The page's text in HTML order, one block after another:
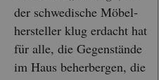
der schwe­di­sche Mö­bel­
her­stel­ler klug er­dacht hat
für alle, die Ge­gen­stän­de
im Haus be­her­ber­gen, die